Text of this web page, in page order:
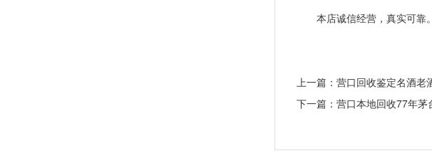
本店诚信经营，真实可靠。
上一篇：营口回收鉴定名酒老
下一篇：营口本地回收77年茅